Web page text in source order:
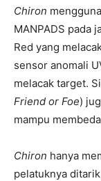
Chiron
MANPADS pada
Red yang
sensor anomali
melacak target.
Friend or Foe)
mampu
Chiron hanya
pelatuknya